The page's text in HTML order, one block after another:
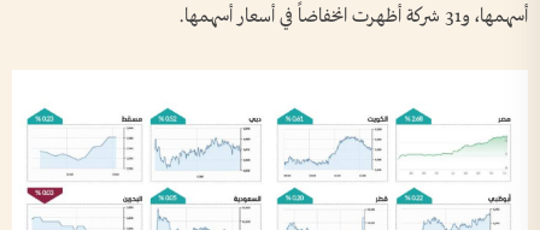
أسهمها، و31 شركة أظهرت انخفاضاً في أسعار أسهمها.